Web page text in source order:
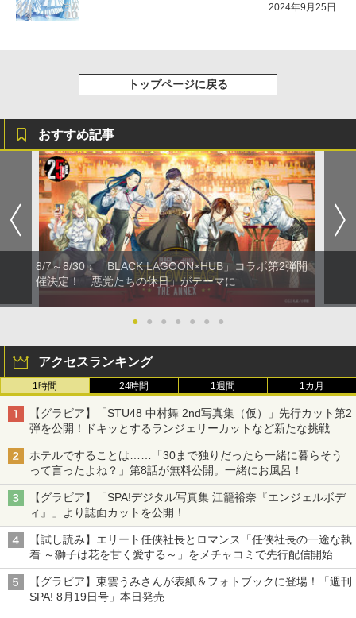
2024年9月25日
トップページに戻る
おすすめ記事
8/7～8/30：「BLACK LAGOON×HUB」コラボ第2弾開
催決定！「悪党たちの休日」がテーマに
● ● ● ● ● ● ●
アクセスランキング
1時間 24時間 1週間 1カ月
【グラビア】「STU48 中村舞 2nd写真集（仮）」先行カット第2
弾を公開！ドキッとするランジェリーカットなど新たな挑戦
ホテルですることは……「30まで独りだったら一緒に暮らそう
って言ったよね？」第8話が無料公開。一緒にお風呂！
【グラビア】「SPA!デジタル写真集 江籠裕奈『エンジェルボデ
ィ』」より誌面カットを公開！
【試し読み】エリート任侠社長とロマンス「任侠社長の一途な執
着 ～獅子は花を甘く愛する～」をメチャコミで先行配信開始
【グラビア】東雲うみさんが表紙＆フォトブックに登場！「週刊
SPA! 8月19日号」本日発売